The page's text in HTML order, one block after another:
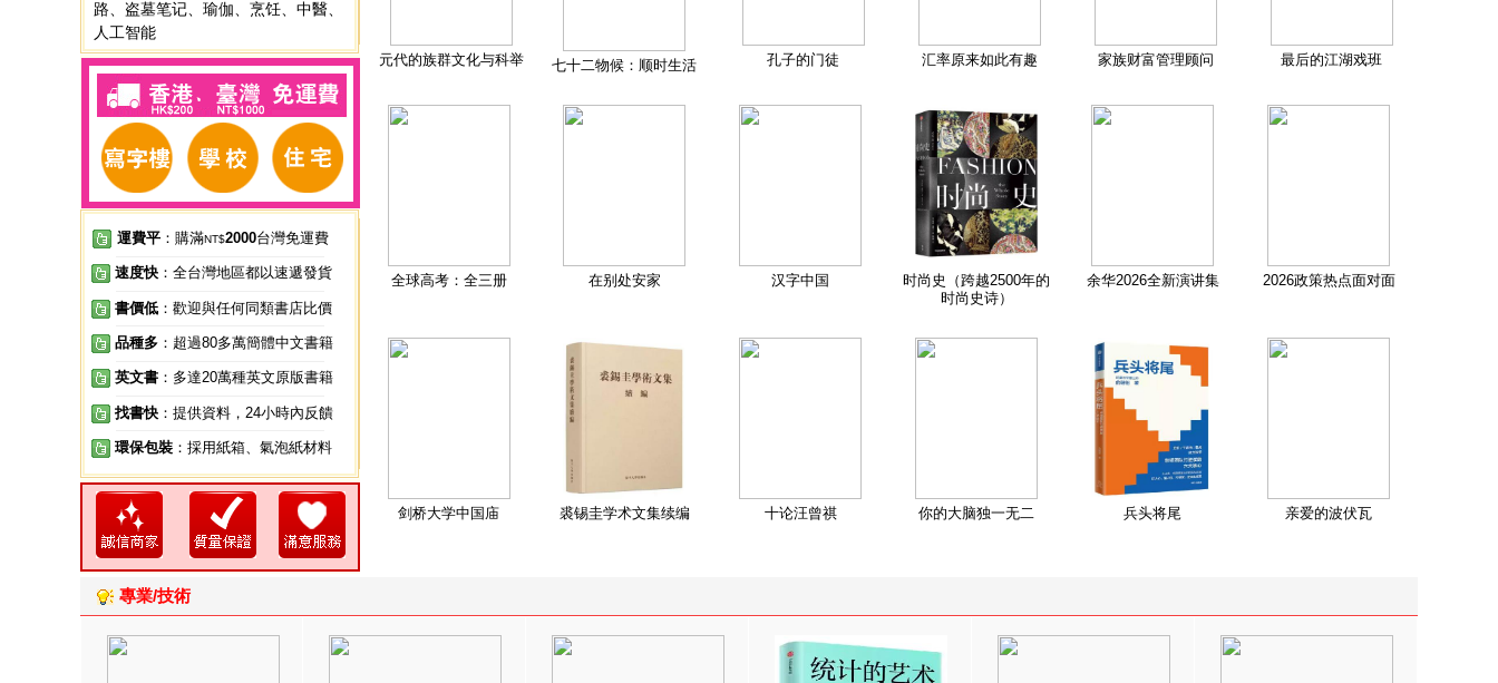
路
盗墓笔记 瑜伽 烹饪 中醫
人工智能
運費平 ：購滿NT$2000台灣免運費
速度快 ：全台灣地區都以速遞發貨
書價低 ：歡迎與任何同類書店比價
品種多 ：超過80多萬簡體中文書籍
英文書 ：多達20萬種英文原版書籍
找書快 ：提供資料，24小時內反饋
環保包裝 ：採用紙箱、氣泡紙材料
元代的族群文化与科举 七十二物候：顺时生活 孔子的门徒 汇率原来如此有趣 家族财富管理顾问 最后的江湖戏班
全球高考：全三册 在别处安家 汉字中国
时尚史（跨越2500年的
时尚史诗）
余华2026全新演讲集 2026政策热点面对面
剑桥大学中国庙 裘锡圭学术文集续编 十论汪曾祺 你的大脑独一无二 兵头将尾 亲爱的波伏瓦
專業/技術